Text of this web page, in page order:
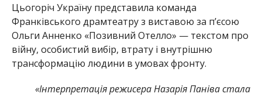
Цьогоріч Україну представила команда
Франківського драмтеатру з виставою за п’єсою
Ольги Анненко «Позивний Отелло» — текстом про
війну, особистий вибір, втрату і внутрішню
трансформацію людини в умовах фронту.
«Інтерпретація режисера Назарія Паніва стала